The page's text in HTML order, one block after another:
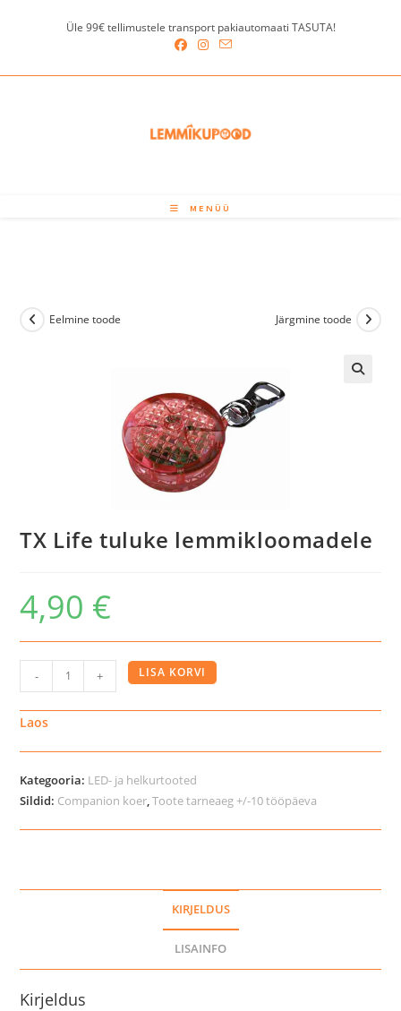
Üle 99€ tellimustele transport pakiautomaati TASUTA!
MENÜÜ
Eelmine toode Järgmine toode
TX Life tuluke lemmikloomadele
4,90 €
Life
tuluke
- + LISA KORVI
Laos
Kategooria: LED- ja helkurtooted
Sildid: Companion koer,Toote tarneaeg +/-10 tööpäeva
KIRJELDUS
LISAINFO
Kirjeldus